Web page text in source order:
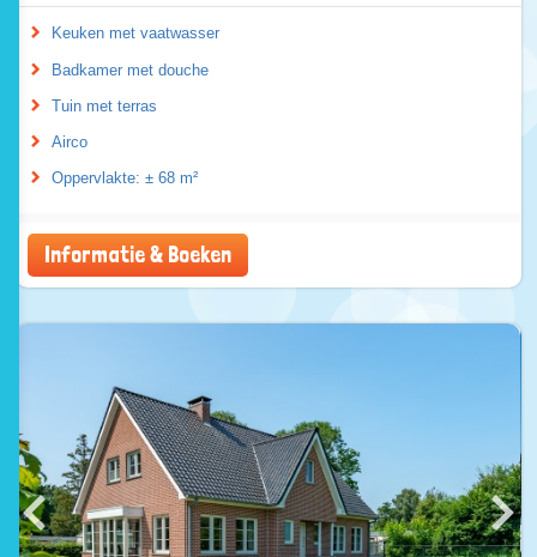
Keuken met vaatwasser
Badkamer met douche
Tuin met terras
Airco
Oppervlakte: ± 68 m²
Informatie & Boeken